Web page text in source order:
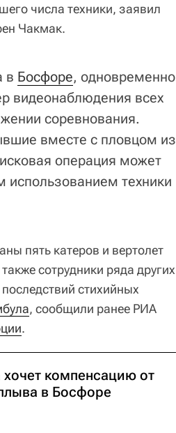
числа техники, заявил
Чакмак.
в Босфоре, одновременно
видеонаблюдения всех
соревнования.
вместе с пловцом из
операция может
техники
пять катеров и вертолет
сотрудники ряда других
стихийных
, сообщили ранее РИА
.
компенсацию от
в Босфоре